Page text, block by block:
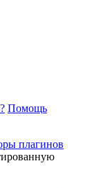
Помощь
плагинов